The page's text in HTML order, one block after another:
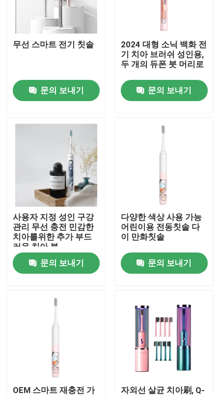
우리 에 관한 것
공장 투어
품질 관리
저희와 연락
인용 을 요청 하십시오
호출중 전동 치솔
방수 전동 치솔
무선 스마트 전기 칫솔
문의 보내기
2024 대형 소닉 백화 전
기 치아 브러쉬 성인용,
두 개의 듀폰 붓 머리로
문의 보내기
사용자 지정 성인 구강
관리 무선 충전 민감한
치아를위한 추가 부드
러운 치아 붓
문의 보내기
다양한 색상 사용 가능
어린이용 전동칫솔 다
이 만화칫솔
문의 보내기
OEM 스마트 재충전 가
자외선 살균 치아刷, Q-